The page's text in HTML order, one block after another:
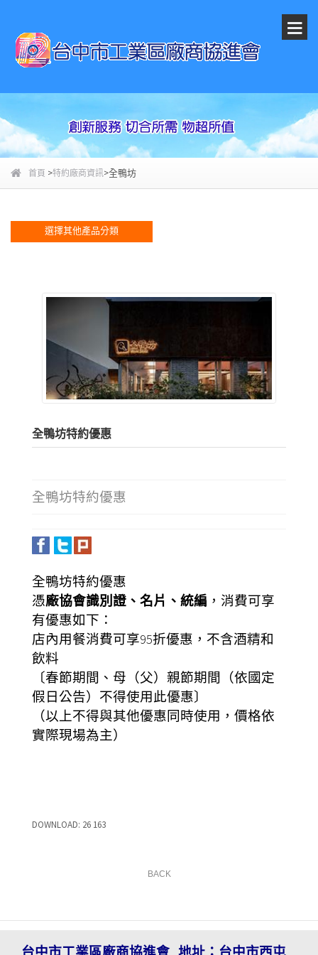
首頁 >特約廠商資訊 >全鴨坊
選擇其他產品分類
全鴨坊特約優惠
全鴨坊特約優惠
全鴨坊特約優惠
憑廠協會識別證、名片、統編 ，消費可享
有優惠如下：
店內用餐消費可享95折優惠，不含酒精和
飲料
〔春節期間、母（父）親節期間（依國定
假日公告）不得使用此優惠〕
（以上不得與其他優惠同時使用，價格依
實際現場為主）
DOWNLOAD: 26 163
BACK
台中市工業區廠商協進會 地址： 台中市西屯